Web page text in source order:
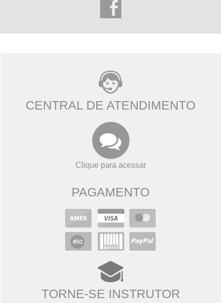
CENTRAL DE ATENDIMENTO
Clique para acessar
PAGAMENTO
TORNE-SE INSTRUTOR